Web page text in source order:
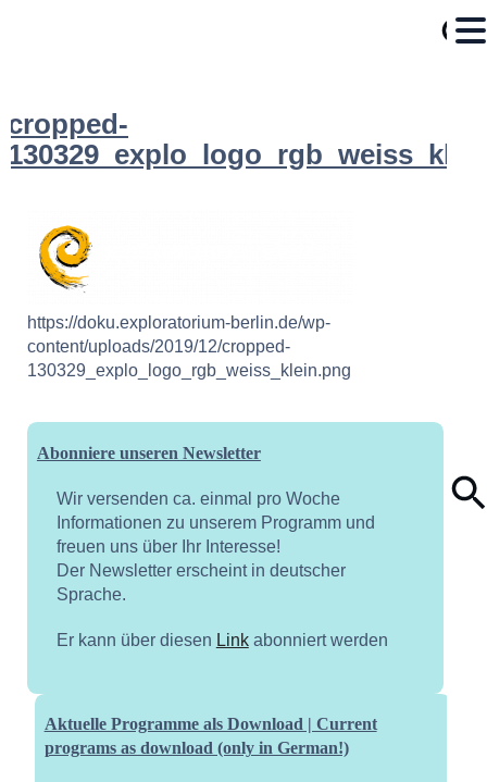
cropped-
https://doku.exploratorium-berlin.de/wp-
content/uploads/2019/12/cropped-
130329_explo_logo_rgb_weiss_klein.png
Abonniere unseren Newsletter
Wir versenden ca. einmal pro Woche
Informationen zu unserem Programm und
freuen uns über Ihr Interesse!
Der Newsletter erscheint in deutscher
Sprache.
Er kann über diesen Linkabonniert werden
Aktuelle Programme als Download | Current
programs as download (only in German!)